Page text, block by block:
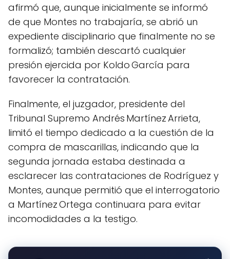
afirmó que, aunque inicialmente se informó
de que Montes no trabajaría, se abrió un
expediente disciplinario que finalmente no se
formalizó; también descartó cualquier
presión ejercida por Koldo García para
favorecer la contratación.
Finalmente, el juzgador, presidente del
Tribunal Supremo Andrés Martínez Arrieta,
limitó el tiempo dedicado a la cuestión de la
compra de mascarillas, indicando que la
segunda jornada estaba destinada a
esclarecer las contrataciones de Rodríguez y
Montes, aunque permitió que el interrogatorio
a Martínez Ortega continuara para evitar
incomodidades a la testigo.